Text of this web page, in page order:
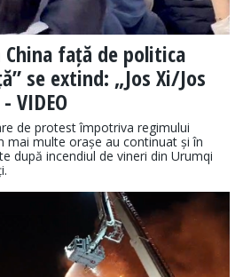
față de politica
se extind: „Jos Xi/Jos
VIDEO
de protest împotriva regimului
mai multe orașe au continuat și în
după incendiul de vineri din Urumqi